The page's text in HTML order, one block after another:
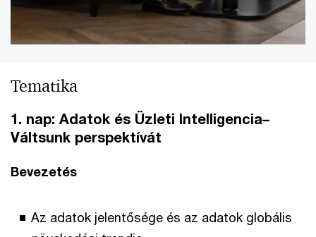
Tematika
1. nap: Adatok és Üzleti Intelligencia–
Váltsunk perspektívát
Bevezetés
Az adatok jelentősége és az adatok globális